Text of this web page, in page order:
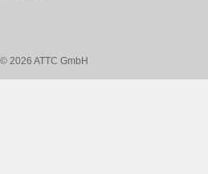
© 2026 ATTC GmbH